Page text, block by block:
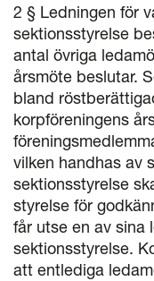
2 § Ledningen för
sektionsstyrelse
antal övriga
årsmöte beslutar.
bland
korpföreningens
vilken handhas av
sektionsstyrelse
styrelse för
får utse en av sina
sektionsstyrelse.
att entlediga